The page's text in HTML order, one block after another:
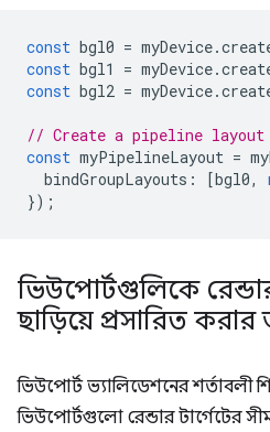
const bgl0 = myDevice.
const bgl1 = myDevice.
const bgl2 = myDevice.
// Create a pipeline
const myPipelineLayout =
bindGroupLayouts : [bgl0,
});
ভিউপোর্টগুলিকে
ছাড়িয়ে প্রসারিত
ভিউপোর্ট ভ্যালিডেশনের শর্তাবলী
ভিউপোর্টগুলো রেন্ডার টার্গেটের